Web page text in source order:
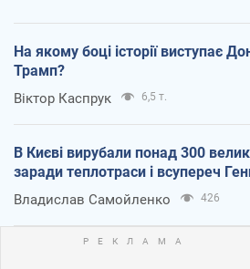
На якому боці історії виступає
Трамп?
Віктор Каспрук 6,5 т.
В Києві вирубали понад 300
заради теплотраси і всупереч
Владислав Самойленко 426